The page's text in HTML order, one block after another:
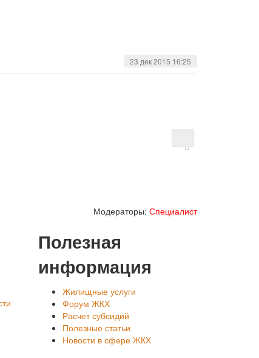
23 дек 2015 16:25
Модераторы: Специалист
Полезная
информация
Жилищные услуги
Форум ЖКХ
Расчет субсидий
Полезные статьи
Новости в сфере ЖКХ